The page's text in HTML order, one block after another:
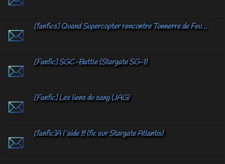
[fanfics] Quand Supercopter rencontre Tonnerre de Feu…
[Fanfic] SGC-Battle (Stargate SG-1)
[Fanfic] Les liens du sang (JAG)
[fanfic]A l`aide !!! (fic sur Stargate Atlantis)